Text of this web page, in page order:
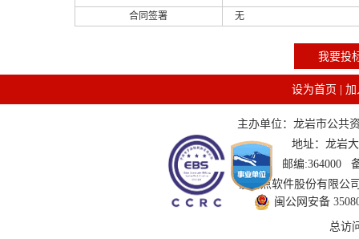
合同签署 无
我要投
设为首页 加
主办单位：龙岩市公共
地址：龙岩
邮编:364000
技术支持：国泰新点软件股份有限
闽公网安备
总访